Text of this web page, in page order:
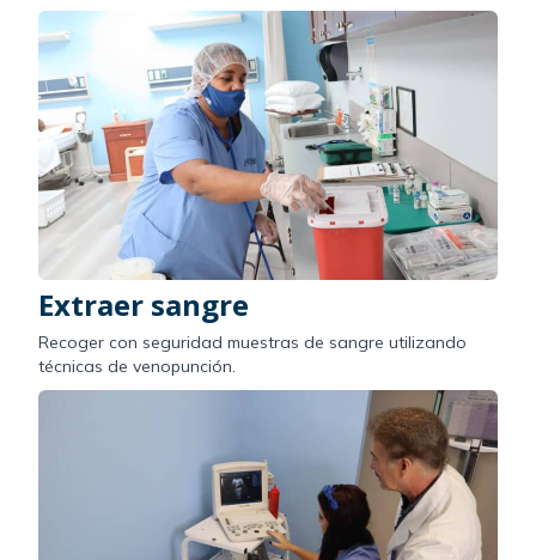
Extraer sangre
Recoger con seguridad muestras de sangre utilizando
técnicas de venopunción.